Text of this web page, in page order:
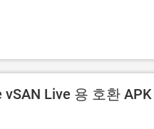
Live 용 호환